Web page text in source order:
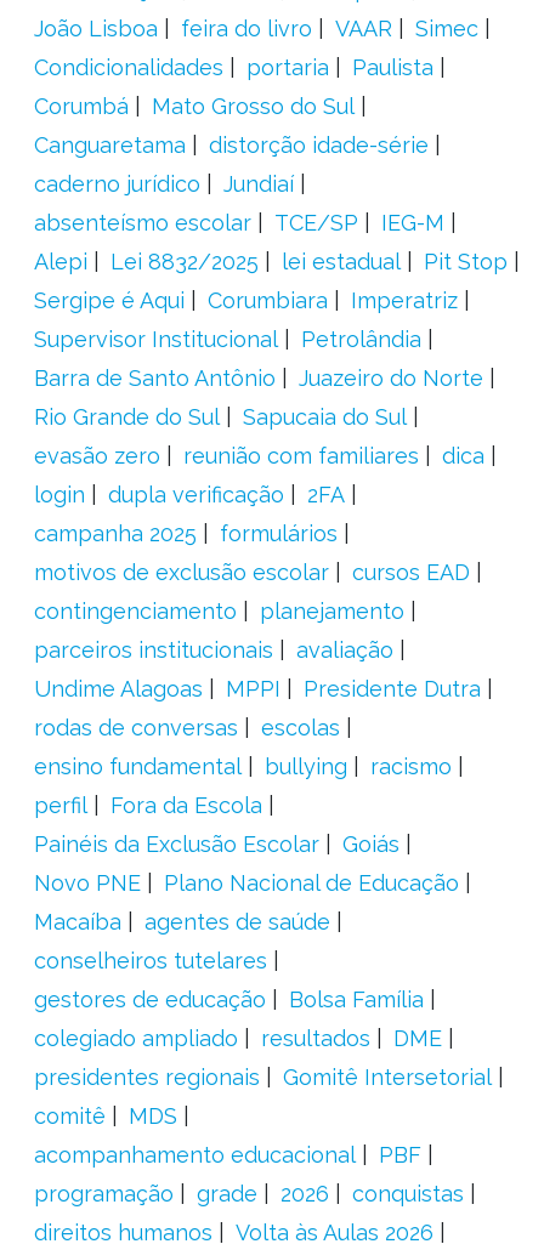
João Lisboa
feira do livro VAAR
Simec
Condicionalidades
portaria
Paulista
Corumbá
Mato Grosso do Sul
Canguaretama
distorção idade-série
caderno jurídico
Jundiaí
absenteísmo escolar
TCE/SP
IEG-M
Alepi
Lei 8832/2025 lei estadual
Pit Stop
Sergipe é Aqui
Corumbiara
Imperatriz
Supervisor Institucional
Petrolândia
Barra de Santo Antônio
Juazeiro do Norte
Rio Grande do Sul
Sapucaia do Sul
evasão zero
reunião com familiares
dica
login
dupla verificação
2FA
campanha 2025
formulários
motivos de exclusão escolar
cursos EAD
contingenciamento
planejamento
parceiros institucionais
avaliação
Undime Alagoas
MPPI
Presidente Dutra
rodas de conversas
escolas
ensino fundamental
bullying
racismo
perfil
Fora da Escola
Painéis da Exclusão Escolar
Goiás
Novo PNE
Plano Nacional de Educação
Macaíba
agentes de saúde
conselheiros tutelares
gestores de educação
Bolsa Família
colegiado ampliado
resultados
DME
presidentes regionais
Gomitê Intersetorial
comitê
MDS
acompanhamento educacional
PBF
programação
grade 2026
conquistas
direitos humanos
Volta às Aulas 2026